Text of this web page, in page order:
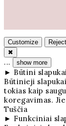
Customize
✖
... show more
► Būtini
Būtinieji
tokias kaip
koregavimas.
Tuščia
► Funkciniai